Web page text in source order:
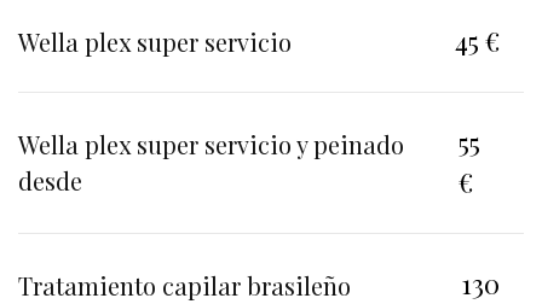
Wella plex super servicio 45 €
Wella plex super servicio y peinado
desde
55
€
Tratamiento capilar brasileño
130